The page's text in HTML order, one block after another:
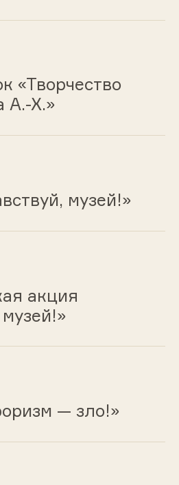
«Творчество
А.-Х.»
музей!»
акция
— зло!»